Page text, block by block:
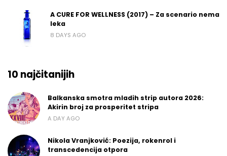
A CURE FOR WELLNESS (2017) – Za scenario nema
leka
8 DAYS AGO
10 najčitanijih
Balkanska smotra mladih strip autora 2026:
Akirin broj za prosperitet stripa
A DAY AGO
Nikola Vranjković: Poezija, rokenrol i
transcedencija otpora